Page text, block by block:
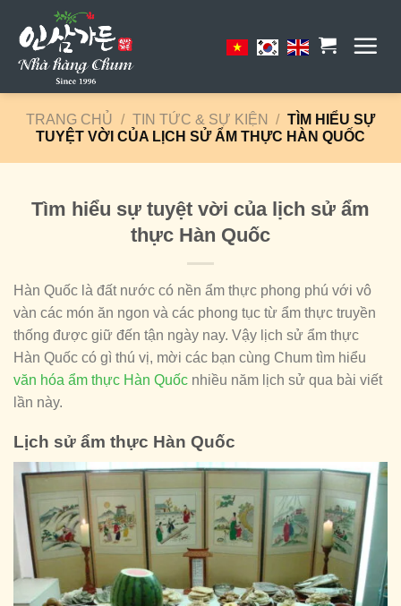
content
TRANG CHỦ / TIN TỨC & SỰ KIỆN / TÌM HIỂU SỰ
TUYỆT VỜI CỦA LỊCH SỬ ẨM THỰC HÀN QUỐC
Tìm hiểu sự tuyệt vời của lịch sử ẩm
thực Hàn Quốc
Hàn Quốc là đất nước có nền ẩm thực phong phú với vô
vàn các món ăn ngon và các phong tục từ ẩm thực truyền
thống được giữ đến tận ngày nay. Vậy lịch sử ẩm thực
Hàn Quốc có gì thú vị, mời các bạn cùng Chum tìm hiểu
văn hóa ẩm thực Hàn Quốc nhiều năm lịch sử qua bài viết
lần này.
Lịch sử ẩm thực Hàn Quốc